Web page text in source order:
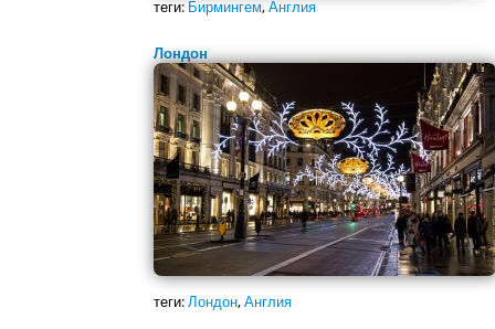
теги:Бирмингем,Англия
Лондон
теги:Лондон,Англия